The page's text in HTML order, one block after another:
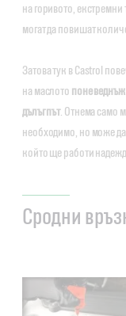
на горивото,
могат да повишат
Затова тук в Castrol
на маслото поне
дълъг път. Отнема само
необходимо, но може
който ще работи
Сродни